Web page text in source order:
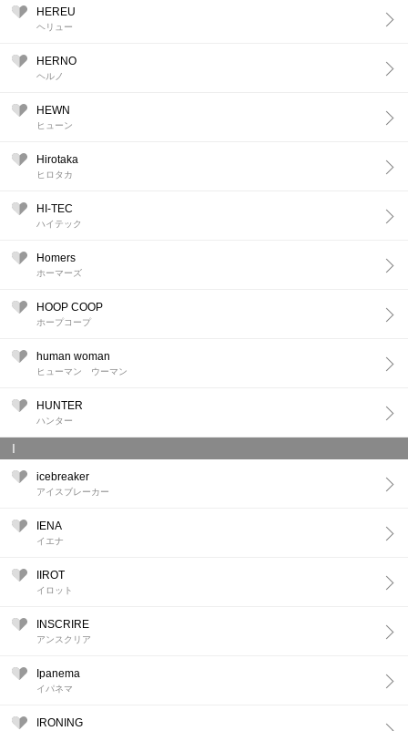
HEREU
ヘリュー
HERNO
ヘルノ
HEWN
ヒューン
Hirotaka
ヒロタカ
HI-TEC
ハイテック
Homers
ホーマーズ
HOOP COOP
ホープコープ
human woman
ヒューマン ウーマン
HUNTER
ハンター
I
icebreaker
アイスブレーカー
IENA
イエナ
IIROT
イロット
INSCRIRE
アンスクリア
Ipanema
イパネマ
IRONING